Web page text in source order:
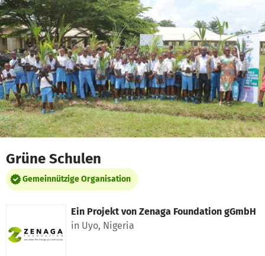
Zum Hauptinhalt springen
Erklärung zur Barrierefreiheit anzeigen
Grüne Schulen
Gemeinnützige Organisation
Ein Projekt von Zenaga Foundation gGmbH
in Uyo, Nigeria